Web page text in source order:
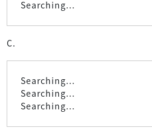
Searching...
C.
Searching...
Searching...
Searching...